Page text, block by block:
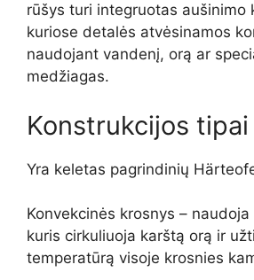
rūšys turi integruotas aušinimo
kuriose detalės atvėsinamos
naudojant vandenį, orą ar
medžiagas.
Konstrukcijos tipai
Yra keletas pagrindinių
Konvekcinės krosnys –
kuris cirkuliuoja karštą orą ir
temperatūrą visoje krosnies